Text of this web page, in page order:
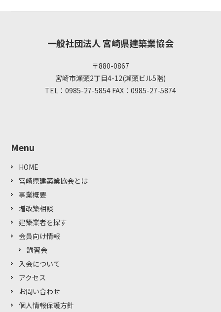
一般社団法人 宮崎県建築業協会
〒880-0867
宮崎市瀬頭2丁目4-12(瀬頭ビル5階)
TEL：0985-27-5854 FAX：0985-27-5874
Menu
HOME
宮崎県建築業協会とは
事業概要
増改築相談
建築業者を探す
会員向け情報
講習会
入会について
アクセス
お問い合わせ
個人情報保護方針